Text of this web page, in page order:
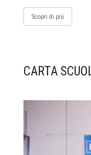
Scopri di più
CARTA